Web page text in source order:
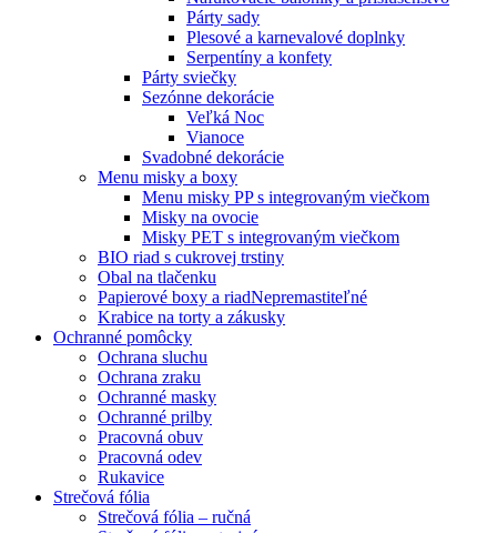
Párty sady
Plesové a karnevalové doplnky
Serpentíny a konfety
Párty sviečky
Sezónne dekorácie
Veľká Noc
Vianoce
Svadobné dekorácie
Menu misky a boxy
Menu misky PP s integrovaným viečkom
Misky na ovocie
Misky PET s integrovaným viečkom
BIO riad s cukrovej trstiny
Obal na tlačenku
Papierové boxy a riadNepremastiteľné
Krabice na torty a zákusky
Ochranné pomôcky
Ochrana sluchu
Ochrana zraku
Ochranné masky
Ochranné prilby
Pracovná obuv
Pracovná odev
Rukavice
Strečová fólia
Strečová fólia – ručná